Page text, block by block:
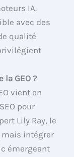
IA.
avec des
qualité
GEO ?
vient en
pour
Lily Ray, le
mais intégrer
émergeant